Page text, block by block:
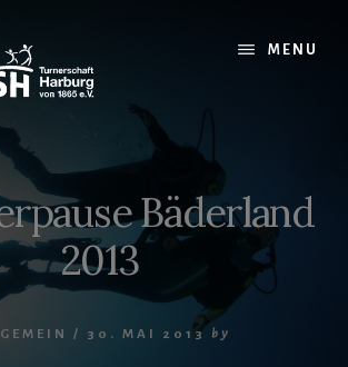
MENU
Bäderland
2013
/ 30. MAI 2013 by